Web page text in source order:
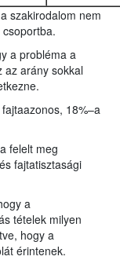
szakirodalom nem
a probléma a
az arány sokkal
18%–a
felelt meg
fajtatisztasági
a
tételek milyen
hogy a
érintenek.